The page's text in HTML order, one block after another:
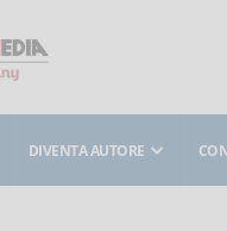
DIVENTA AUTORE